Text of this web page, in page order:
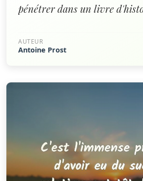
pénétrer dans un livre
AUTEUR
Antoine Prost